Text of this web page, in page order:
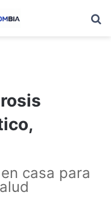
casa para